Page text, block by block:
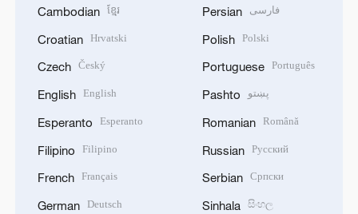
Cambodian ខ្មែរ
Croatian Hrvatski
Czech Český
English English
Esperanto Esperanto
Filipino Filipino
French Français
German Deutsch
Persian فارسی
Polish Polski
Portuguese Português
Pashto پښتو
Romanian Română
Russian Русский
Serbian Српски
Sinhala සිංහල